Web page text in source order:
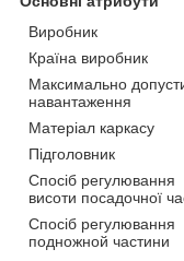
Виробник
Країна виробник
Максимально
навантаження
Матеріал каркасу
Підголовник
Спосіб регулювання
висоти посадочної
Спосіб регулювання
подножной частини